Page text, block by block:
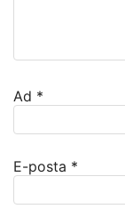
Ad *
E-posta *